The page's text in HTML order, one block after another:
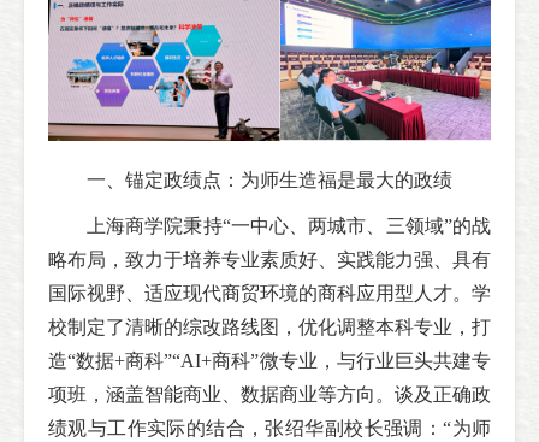
一、锚定政绩点：为师生造福是最大的政绩
上海商学院秉持“一中心、两城市、三领域”的战
略布局，致力于培养专业素质好、实践能力强、具有
国际视野、适应现代商贸环境的商科应用型人才。学
校制定了清晰的综改路线图，优化调整本科专业，打
造“数据+商科”“AI+商科”微专业，与行业巨头共建专
项班，涵盖智能商业、数据商业等方向。谈及正确政
绩观与工作实际的结合，张绍华副校长强调：“为师